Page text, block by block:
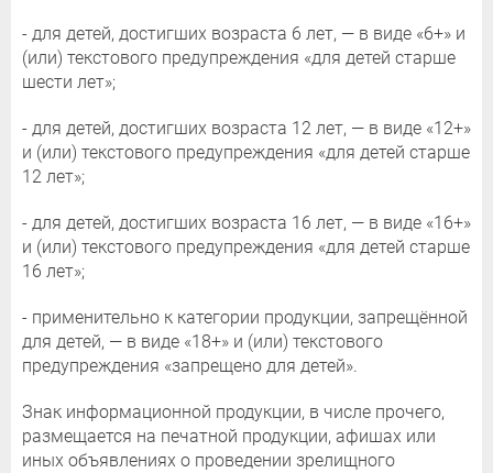
- для детей, достигших возраста 6 лет, — в виде «6+» и
(или) текстового предупреждения «для детей старше
шести лет»;
- для детей, достигших возраста 12 лет, — в виде «12+»
и (или) текстового предупреждения «для детей старше
12 лет»;
- для детей, достигших возраста 16 лет, — в виде «16+»
и (или) текстового предупреждения «для детей старше
16 лет»;
- применительно к категории продукции, запрещённой
для детей, — в виде «18+» и (или) текстового
предупреждения «запрещено для детей».
Знак информационной продукции, в числе прочего,
размещается на печатной продукции, афишах или
иных объявлениях о проведении зрелищного